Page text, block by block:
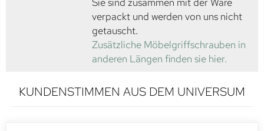
verpackt und werden von uns nicht
getauscht.
Zusätzliche Möbelgriffschrauben in
anderen Längen finden sie hier.
KUNDENSTIMMEN AUS DEM UNIVERSUM